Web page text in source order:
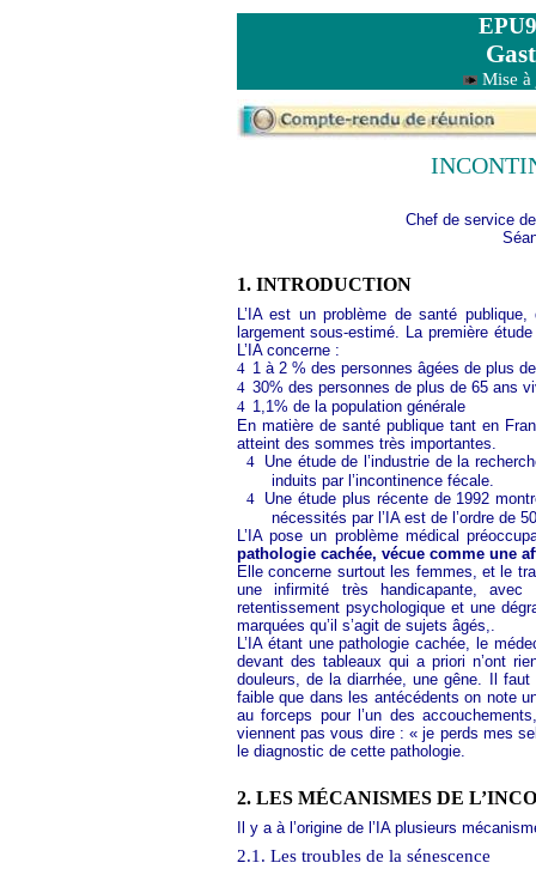
Mise
Chef de service
1. INTRODUCTION
L’IA est un problème de santé
largement sous-estimé. La première
L’IA concerne :
4 1 à 2 % des personnes âgées de plus
4 30% des personnes de plus de 65 ans
4 1,1% de la population générale
En matière de santé publique tant en
atteint des sommes très importantes.
4
Une étude de l’industrie de la
induits par l’incontinence fécale.
4
Une étude plus récente de 1992
nécessités par l’IA est de l’ordre de
L’IA pose un problème médical
pathologie cachée, vécue comme une
Elle concerne surtout les femmes, et le
une infirmité très handicapante,
retentissement psychologique et une
marquées qu’il s’agit de sujets âgés,.
L’IA étant une pathologie cachée, le
devant des tableaux qui a priori n’ont
douleurs, de la diarrhée, une gêne. Il
faible que dans les antécédents on note
au forceps pour l’un des
viennent pas vous dire : « je perds mes
le diagnostic de cette pathologie.
2. LES MÉCANISMES DE
Il y a à l’origine de l’IA plusieurs
2.1. Les troubles de la sénescence